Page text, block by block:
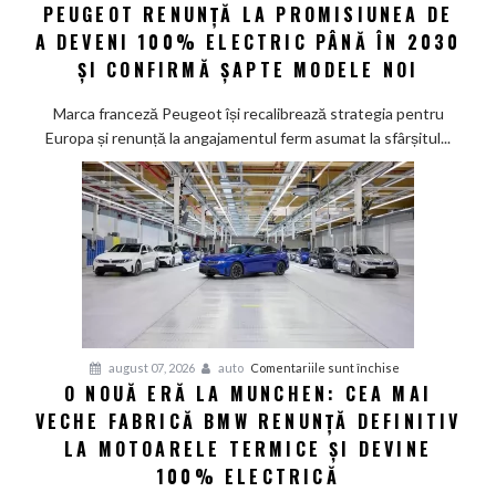
Peugeot
renunță
la
de
a
100%
electric
până
2030
șapte
noi
PEUGEOT RENUNȚĂ LA PROMISIUNEA DE
A DEVENI 100% ELECTRIC PÂNĂ ÎN 2030
ȘI CONFIRMĂ ȘAPTE MODELE NOI
Marca franceză Peugeot își recalibrează strategia pentru
Europa și renunță la angajamentul ferm asumat la sfârșitul...
august 07, 2026 auto Comentariile sunt închise
O
nouă
eră
O NOUĂ ERĂ LA MUNCHEN: CEA MAI
VECHE FABRICĂ BMW RENUNȚĂ DEFINITIV
LA MOTOARELE TERMICE ȘI DEVINE
100% ELECTRICĂ